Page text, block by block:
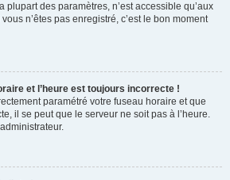
plupart des paramètres, n’est accessible qu’aux
n’êtes pas enregistré, c’est le bon moment
et l’heure est toujours incorrecte !
paramétré votre fuseau horaire et que
il se peut que le serveur ne soit pas à l’heure.